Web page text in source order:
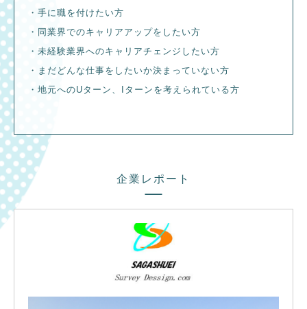
・手に職を付けたい方
・同業界でのキャリアアップをしたい方
・未経験業界へのキャリアチェンジしたい方
・まだどんな仕事をしたいか決まっていない方
・地元へのUターン、Iターンを考えられている方
企業レポート